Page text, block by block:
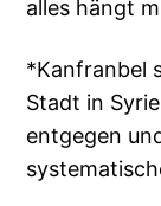
alles hängt
*Kanfranbel
Stadt in
entgegen